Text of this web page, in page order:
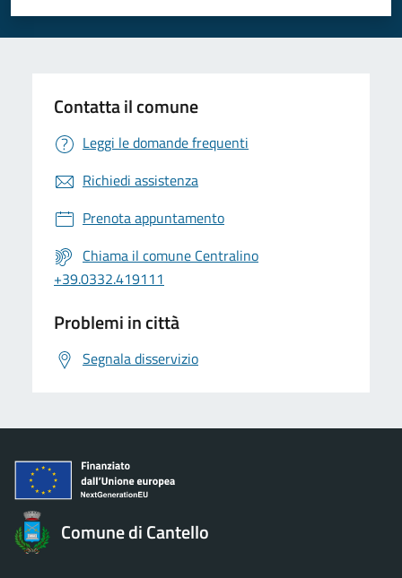
Valuta 5 stelle su 5
Valuta 4 stelle su 5
Valuta 3 stelle su 5
Valuta 2 stelle su 5
Valuta 1 stelle su 5
Contatta il comune
Leggi le domande frequenti
Richiedi assistenza
Prenota appuntamento
Chiama il comune Centralino
+39.0332.419111
Problemi in città
Segnala disservizio
Comune di Cantello